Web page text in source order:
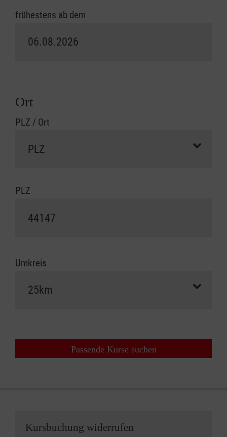
frühestens ab dem
Ort
PLZ / Ort
PLZ
Umkreis
Passende Kurse suchen
Kursbuchung widerrufen